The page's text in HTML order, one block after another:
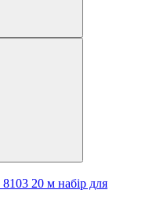
20 м набір для